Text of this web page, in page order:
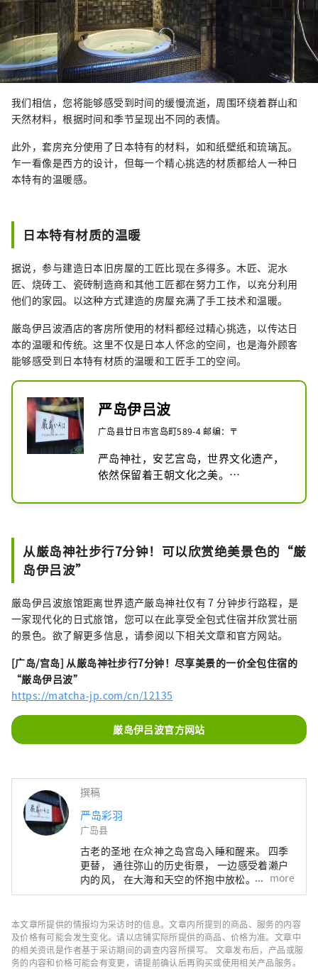
我们相信，您将能够感受到时间的缓慢流逝，周围环绕着群山和
天然材料，根据时间和季节呈现出不同的表情。
此外，套房充分使用了日本特有的材料，如和纸壁纸和琉璃瓦。
乍一看像是西方的设计，但每一个精心挑选的材质都给人一种日
本特有的温暖感。
日本特有材质的温暖
据说，参与建造日本旧房屋的工匠比现在多得多。木匠、泥水
匠、烧砖工、瓷砖制造商和其他工匠都在努力工作，以充分利用
他们的家园。以这种方式建造的房屋充满了手工技术和温暖。
厳岛伊吕波酒店的客房所使用的材料都经过精心挑选，以传达日
本的温暖和传统。这里不仅是日本人怀念的空间，也是海外顾客
能够感受到日本特有材质的温暖和工匠手工的空间。
严岛伊吕波
广岛县廿日市宫岛町589-4 邮编：〒
严岛神社，安艺宫岛，世界文化遗产，
依然保留着王朝文化之美。
房、濑户内的美食、空中的温泉、发自
馆。请您在众神岛上度过一个宁静而无
从厳岛神社步行7分钟！可以欣赏绝美景色的“厳
岛伊吕波”
厳岛伊吕波旅馆距离世界遗产厳岛神社仅有 7 分钟步行路程，是
一家现代化的日式旅馆，您可以在此享受全包式住宿并欣赏壮丽
的景色。欲了解更多信息，请参阅以下相关文章和官方网站。
[广岛/宫岛] 从厳岛神社步行7分钟！尽享美景的一价全包住宿的
“厳岛伊吕波”
https://matcha-jp.com/cn/12135
厳岛伊吕波官方网站
撰稿
严岛彩羽
广岛县
古老的圣地 在众神之岛宫岛入睡和醒来。 四季
更替， 通往弥山的历史街景， 一边感受着濑户
内的风， 在大海和天空的怀抱中放松。 从记忆
深处磨砺你的感官 在严岛伊吕波度过愉快的时
more
本文章所提供的情报均为采访时的信息。文章内所提到的商品、服务的内容
及价格有可能会发生变化。请以店铺实际所提供的商品、价格为准。文章中
的相关资讯是作者基于采访期间的调查内容所撰写。 文章发布后，产品或服
务的内容和价格可能会有变更，请提前确认后再购买或使用相关产品服务。